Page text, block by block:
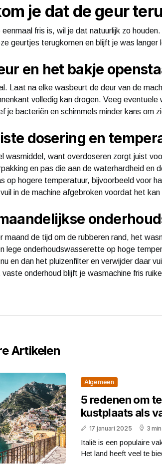
je dat de geur
eenmaal fris is, wil je dat natuurlijk zo
geurtjes terugkomen en blijft je was langer
en het bakje
Laat na elke wasbeurt de deur van de
volledig kan drogen. Veeg eventuele
je bacteriën en schimmels minder kans om
dosering en
wasmiddel, want overdoseren zorgt juist
en pas die aan de waterhardheid en
op hogere temperatuur, bijvoorbeeld voor
in de machine afgebroken voordat het kan
maand de tijd om de rubberen rand, het
lege onderhoudswasserette op hoge
en dan het pluizenfilter en verwijder daar
onderhoud blijft je wasmachine fris
Artikelen
Algemeen
5 redenen om
kustplaats als
17 januari 2025 3
Italië is een populaire
Het land heeft veel te